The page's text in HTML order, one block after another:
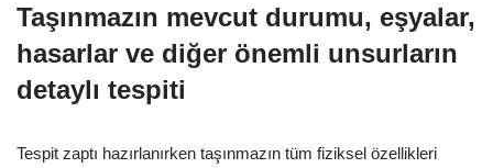
Taşınmazın mevcut durumu, eşyalar,
hasarlar ve diğer önemli unsurların
detaylı tespiti
Tespit zaptı hazırlanırken taşınmazın tüm fiziksel özellikleri